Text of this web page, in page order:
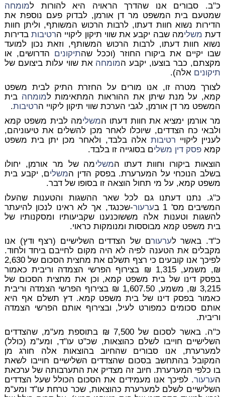
כ"ב. סבורים אנו שהדרך הראויה היא להורות למומחה
שמטעם בית המשפט מר דן אורמן, לבדוק פעם נוספת את
הדירות נשוא חוות דעתו, לרבות הרכוש המשותף, וליתן חוות
דעת משלימה שבה יקבע את שווי תיקון ליקויי הרטיבותבדירות
נשוא חוות דעתו, לרבות הרכוש המשותף, וזאת נכון למועד
שבו יקיים את ביקורו החוזר (וככל שהתיקונים הדרושים, או
מקצתם, כבר בוצעו, יקבע המומחה את שווי עלות ביצועם של
תיקונים אלה).
לצורך מטרה זו, אנו מורים על החזרת התיק לבית משפט
קמא, על מנת שיתן את ההוראות המתאימות למומחה בית
המשפט מר דן אורמן, לגבי הערכת שווי תיקון ליקויי הרטיבות.
מר אורמן ימציא את חוות דעתו המשלימה לבית משפט קמא
ולבאי כח הצדדים, שיוכלו לאחר מכן להשלים את טיעוניהם,
לעניין ליקויי רטיבות אלה בלבד, ולאחר מכן יתן בית משפט
קמא פסק דין משלים בסוגייה זו בלבד.
הוצאות ביקורו וחוות דעתו המשלימה של מר אורמן, יחולו
בשלב הנוכחי על המערערת. בפסק הדין המשלים, יקבע בית
משפט קמא, על מי תחול הוצאה זו בסופו של דבר.
כ"ג. נתנו דעתנו גם לכל שאר ההשגות והטענות שהעלו
המשיבים מס' 1 ב
ערעור-שכנגד, אך לא ראינו לנכון להיעתר
להשגות וטענות אלה מששוכנענו שקביעותיו ומסקנותיו של
בית משפט קמא מבוססות ומנומקות כראוי.
כ"ד. באשר לערעורם של הצדדים השלישיים (רצף ודץ) אנו
מקבלים את הטענה לפיה לא היה מקום לחייבם ביחד ולחוד.
לפיכך אנו קובעים כי רצף תשלם את מחצית הסכום של 2,630
₪, משמע, 1,315 ₪ בצירוף הפרשי הצמדה וריבית כאמור
בפסק דינו של בית משפט קמא, וכן את מחצית הסכום של
3,215 ₪, משמע, 1,607.50 ₪ בצירוף הפרשי הצמדה וריבית
כאמור בפסק דינו של בית משפט קמא. דץ תשלם אף היא
אותם סכומים כמפורט לעיל, ובצירוף אותם הפרשי הצמדה
וריבית.
כ"ה. באשר לסכום של 7,500 ₪ בתוספת מע"מ, שהצדדים
השלישיים חוייבו לשלם כהוצאות, שכ"ט עו"ד, ומע"מ (כולל)
למערערת, אנו סבורים שהחיוב בהוצאות אלה חורג מן
המקובל בהתחשב בסכום שהצדדים השלישיים חוייבו לשאת
בו כלפי המערערת. חיוב זה מצדיק את התערבותה של ערכאת
הערעור. לפיכך אנו מעמידים את הסכום הכולל שעל הצדדים
השלישיים לשלם למערערת כהוצאות, שכר טרחת עו"ד ומע"מ